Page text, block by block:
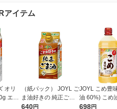
） オ
シ）
アイテム
オリ
エキ
スペ
（紙パック） JOYL ご
ま油好きの 純正ごま
油 300g 1本 味の素 J-
640円
JOYL こめ豊
油 60%) こめ油 ブレ
ンド 味の素
698円